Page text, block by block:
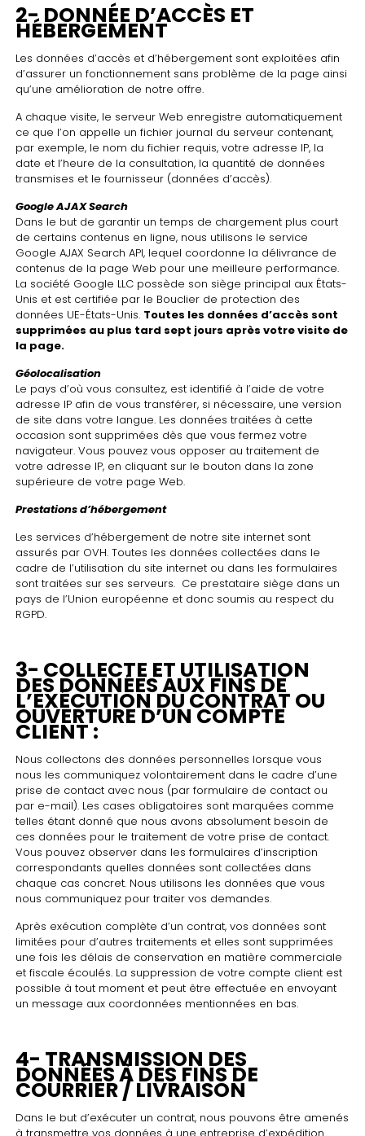
2- DONNÉE D’ACCÈS ET
HÉBERGEMENT
Les données d’accès et d’hébergement sont exploitées afin
d’assurer un fonctionnement sans problème de la page ainsi
qu’une amélioration de notre offre.
A chaque visite, le serveur Web enregistre automatiquement
ce que l’on appelle un fichier journal du serveur contenant,
par exemple, le nom du fichier requis, votre adresse IP, la
date et l’heure de la consultation, la quantité de données
transmises et le fournisseur (données d’accès).
Google AJAX Search
Dans le but de garantir un temps de chargement plus court
de certains contenus en ligne, nous utilisons le service
Google AJAX Search API, lequel coordonne la délivrance de
contenus de la page Web pour une meilleure performance.
La société Google LLC possède son siège principal aux États-
Unis et est certifiée par le Bouclier de protection des
données UE-États-Unis. Toutes les données d’accès sont
supprimées au plus tard sept jours après votre visite de
la page.
Géolocalisation
Le pays d’où vous consultez, est identifié à l’aide de votre
adresse IP afin de vous transférer, si nécessaire, une version
de site dans votre langue. Les données traitées à cette
occasion sont supprimées dès que vous fermez votre
navigateur. Vous pouvez vous opposer au traitement de
votre adresse IP, en cliquant sur le bouton dans la zone
supérieure de votre page Web.
Prestations d’hébergement
Les services d’hébergement de notre site internet sont
assurés par OVH. Toutes les données collectées dans le
cadre de l’utilisation du site internet ou dans les formulaires
sont traitées sur ses serveurs. Ce prestataire siège dans un
pays de l’Union européenne et donc soumis au respect du
RGPD.
3- COLLECTE ET UTILISATION
DES DONNÉES AUX FINS DE
L’EXÉCUTION DU CONTRAT OU
OUVERTURE D’UN COMPTE
CLIENT :
Nous collectons des données personnelles lorsque vous
nous les communiquez volontairement dans le cadre d’une
prise de contact avec nous (par formulaire de contact ou
par e-mail). Les cases obligatoires sont marquées comme
telles étant donné que nous avons absolument besoin de
ces données pour le traitement de votre prise de contact.
Vous pouvez observer dans les formulaires d’inscription
correspondants quelles données sont collectées dans
chaque cas concret. Nous utilisons les données que vous
nous communiquez pour traiter vos demandes.
Après exécution complète d’un contrat, vos données sont
limitées pour d’autres traitements et elles sont supprimées
une fois les délais de conservation en matière commerciale
et fiscale écoulés. La suppression de votre compte client est
possible à tout moment et peut être effectuée en envoyant
un message aux coordonnées mentionnées en bas.
4- TRANSMISSION DES
DONNÉES À DES FINS DE
COURRIER / LIVRAISON
Dans le but d’exécuter un contrat, nous pouvons être amenés